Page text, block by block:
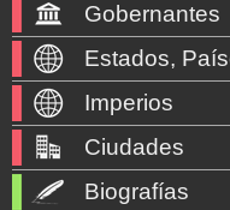
Gobernantes
Estados,
Imperios
Ciudades
Biografías